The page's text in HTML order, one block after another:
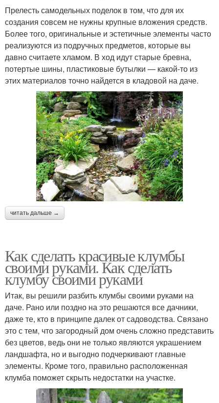
Прелесть самодельных поделок в том, что для их
создания совсем не нужны крупные вложения средств.
Более того, оригинальные и эстетичные элементы часто
реализуются из подручных предметов, которые вы
давно считаете хламом. В ход идут старые бревна,
потертые шины, пластиковые бутылки — какой-то из
этих материалов точно найдется в кладовой на даче.
читать дальше →
Как сделать красивые клумбы
своими руками. Как сделать
клумбу своими руками
Итак, вы решили разбить клумбы своими руками на
даче. Рано или поздно на это решаются все дачники,
даже те, кто в принципе далек от садоводства. Связано
это с тем, что загородный дом очень сложно представить
без цветов, ведь они не только являются украшением
ландшафта, но и выгодно подчеркивают главные
элементы. Кроме того, правильно расположенная
клумба поможет скрыть недостатки на участке.